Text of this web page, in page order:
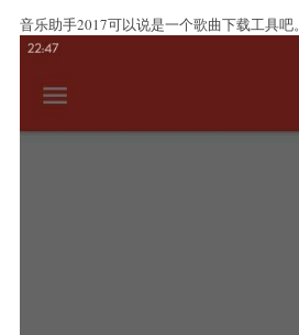
音乐助手2017可以说是一个歌曲下载工具吧。